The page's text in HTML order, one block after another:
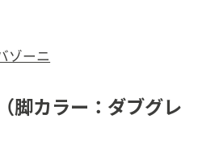
ゾーニ
脚カラー：ダブグレ